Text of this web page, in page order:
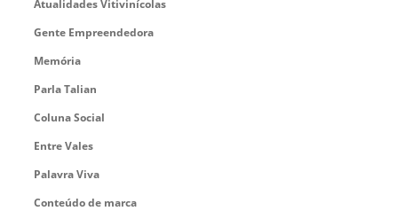
Atualidades Vitivinícolas
Gente Empreendedora
Memória
Parla Talian
Coluna Social
Entre Vales
Palavra Viva
Conteúdo de marca